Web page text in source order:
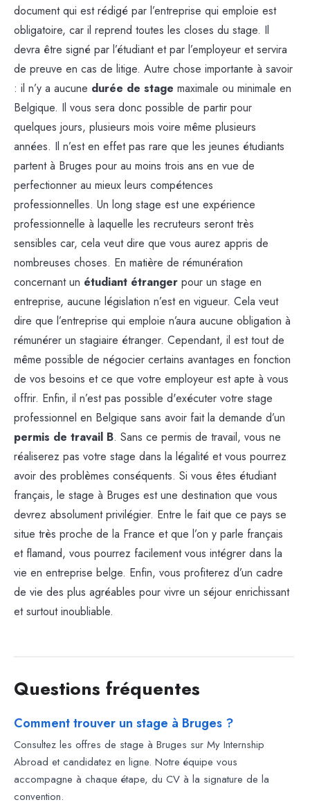
document qui est rédigé par l’entreprise qui emploie est
obligatoire, car il reprend toutes les closes du stage. Il
devra être signé par l’étudiant et par l’employeur et servira
de preuve en cas de litige. Autre chose importante à savoir
: il n’y a aucune durée de stage maximale ou minimale en
Belgique. Il vous sera donc possible de partir pour
quelques jours, plusieurs mois voire même plusieurs
années. Il n’est en effet pas rare que les jeunes étudiants
partent à Bruges pour au moins trois ans en vue de
perfectionner au mieux leurs compétences
professionnelles. Un long stage est une expérience
professionnelle à laquelle les recruteurs seront très
sensibles car, cela veut dire que vous aurez appris de
nombreuses choses. En matière de rémunération
concernant un étudiant étranger pour un stage en
entreprise, aucune législation n’est en vigueur. Cela veut
dire que l’entreprise qui emploie n’aura aucune obligation à
rémunérer un stagiaire étranger. Cependant, il est tout de
même possible de négocier certains avantages en fonction
de vos besoins et ce que votre employeur est apte à vous
offrir. Enfin, il n’est pas possible d'exécuter votre stage
professionnel en Belgique sans avoir fait la demande d’un
permis de travail B. Sans ce permis de travail, vous ne
réaliserez pas votre stage dans la légalité et vous pourrez
avoir des problèmes conséquents. Si vous êtes étudiant
français, le stage à Bruges est une destination que vous
devrez absolument privilégier. Entre le fait que ce pays se
situe très proche de la France et que l’on y parle français
et flamand, vous pourrez facilement vous intégrer dans la
vie en entreprise belge. Enfin, vous profiterez d’un cadre
de vie des plus agréables pour vivre un séjour enrichissant
et surtout inoubliable.
Questions fréquentes
Comment trouver un stage à Bruges ?
Consultez les offres de stage à Bruges sur My Internship
Abroad et candidatez en ligne. Notre équipe vous
accompagne à chaque étape, du CV à la signature de la
convention.